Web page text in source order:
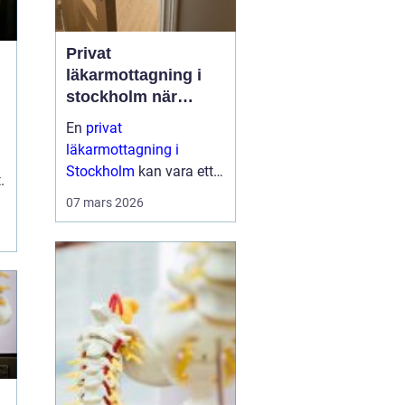
Privat
läkarmottagning i
stockholm när
personlig vård och
specialistkunskap
är viktig
En privat
läkarmottagning i
Stockholm kan vara ett
kontinuitet i kontakten
och mer tid i samtalet. I
en tid där många
upplever korta besök, b...
07 mars 2026